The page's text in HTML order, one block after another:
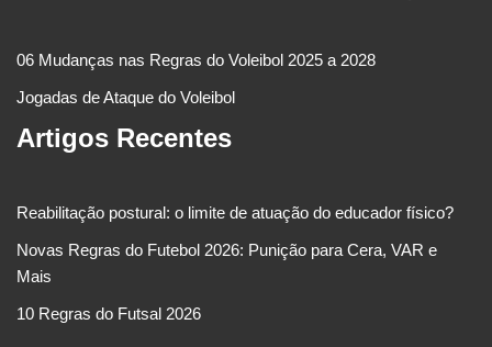
06 Mudanças nas Regras do Voleibol 2025 a 2028
Jogadas de Ataque do Voleibol
Artigos Recentes
Reabilitação postural: o limite de atuação do educador físico?
Novas Regras do Futebol 2026: Punição para Cera, VAR e
Mais
10 Regras do Futsal 2026